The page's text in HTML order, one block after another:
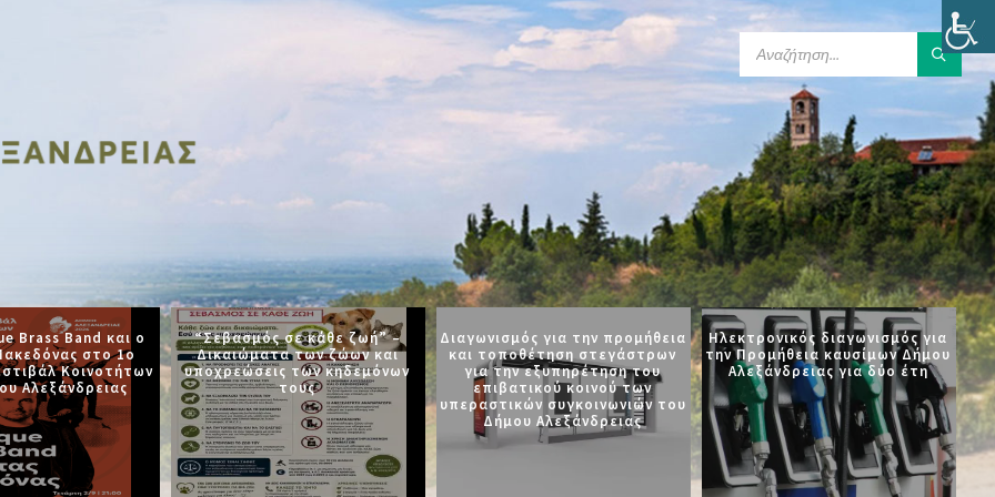
Brass Band και ο
στο 1ο
Κοινοτήτων
Αλεξάνδρειας
“Σεβασμός σε κάθε ζωή” –
Δικαιώματα των ζώων και
υποχρεώσεις των κηδεμόνων
τους
Διαγωνισμός για την προμήθεια
και τοποθέτηση στεγάστρων
για την εξυπηρέτηση του
επιβατικού κοινού των
υπεραστικών συγκοινωνιών του
Δήμου Αλεξάνδρειας
Ηλεκτρονικός διαγωνισμός για
την Προμήθεια καυσίμων Δήμου
Αλεξάνδρειας για δύο έτη